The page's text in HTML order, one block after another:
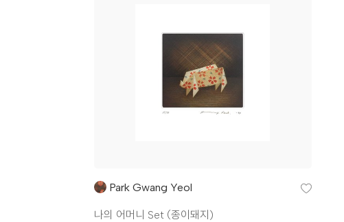
Park Gwang Yeol
나의 어머니 Set (종이돼지)